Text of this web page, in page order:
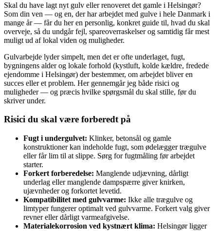
Skal du have lagt nyt gulv eller renoveret det gamle i Helsingør?
Som din ven — og en, der har arbejdet med gulve i hele Danmark i
mange år — får du her en personlig, konkret guide til, hvad du skal
overveje, så du undgår fejl, spare­overraskelser og samtidig får mest
muligt ud af lokal viden og muligheder.
Gulvarbejde lyder simpelt, men det er ofte underlaget, fugt,
bygningens alder og lokale forhold (kystluft, kolde kældre, fredede
ejendomme i Helsingør) der bestemmer, om arbejdet bliver en
succes eller et problem. Her gennemgår jeg både risici og
muligheder — og præcis hvilke spørgsmål du skal stille, før du
skriver under.
Risici du skal være forberedt på
Fugt i undergulvet: Klinker, betonsål og gamle
konstruktioner kan indeholde fugt, som ødelægger trægulve
eller får lim til at slippe. Sørg for fugtmåling før arbejdet
starter.
Forkert forberedelse: Manglende udjævning, dårligt
underlag eller manglende dampspærre giver knirken,
ujævnheder og forkortet levetid.
Kompatibilitet med gulvvarme: Ikke alle trægulve og
limtyper fungerer optimalt ved gulvvarme. Forkert valg giver
revner eller dårligt varmeafgivelse.
Materialekorrosion ved kystnært klima: Helsingør ligger